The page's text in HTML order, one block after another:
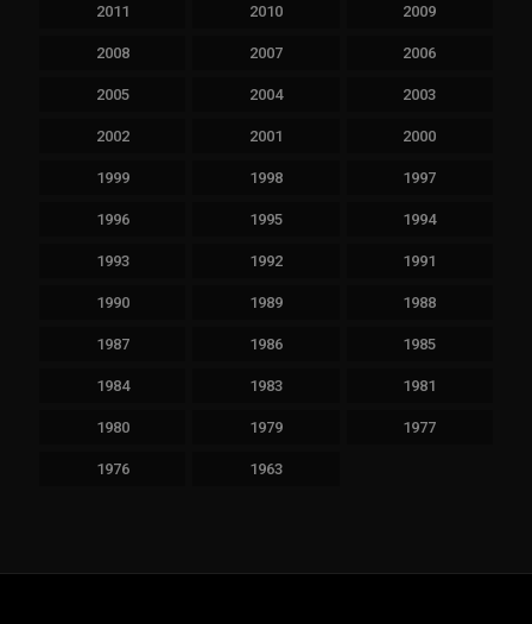
2011 2010 2009
2008 2007 2006
2005 2004 2003
2002 2001 2000
1999 1998 1997
1996 1995 1994
1993 1992 1991
1990 1989 1988
1987 1986 1985
1984 1983 1981
1980 1979 1977
1976 1963